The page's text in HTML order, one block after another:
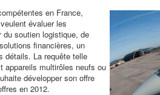
en France,
évaluer les
du soutien logistique, de
financières, un
détails. La requête telle
appareils multirôles neufs ou
développer son offre
en 2012.